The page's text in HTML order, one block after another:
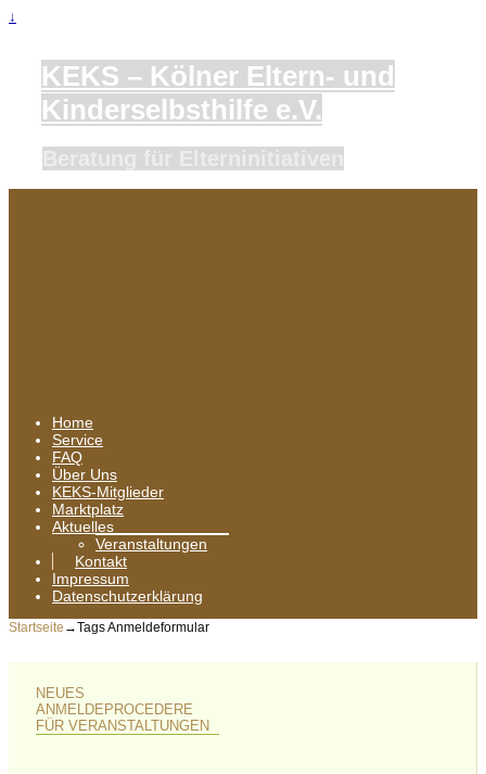
↓
KEKS – Kölner Eltern- und
Kinderselbsthilfe e.V.
Home
Service
FAQ
Über Uns
KEKS-Mitglieder
Marktplatz
Aktuelles
Veranstaltungen
Kontakt
Impressum
Datenschutzerklärung
Startseite →TagsAnmeldeformular
NEUES
ANMELDEPROCEDERE
FÜR VERANSTALTUNGEN